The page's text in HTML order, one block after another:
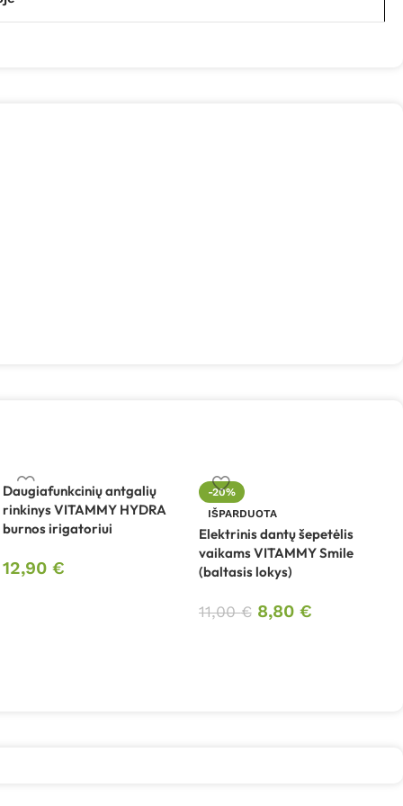
Daugiafunkcinių antgalių
rinkinys VITAMMY HYDRA
burnos irigatoriui
12,90€
-20%
IŠPARDUOTA
Elektrinis dantų šepetėlis
vaikams VITAMMY Smile
(baltasis lokys)
11,00€ 8,80 €